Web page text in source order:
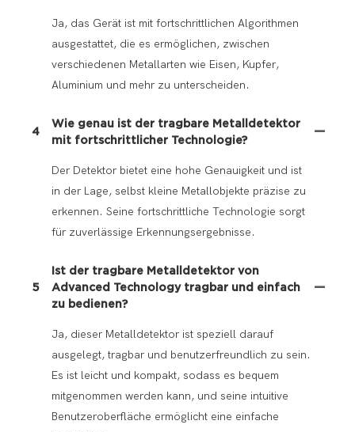
Ja, das Gerät ist mit fortschrittlichen Algorithmen
ausgestattet, die es ermöglichen, zwischen
verschiedenen Metallarten wie Eisen, Kupfer,
Aluminium und mehr zu unterscheiden.
4
Wie genau ist der tragbare Metalldetektor
mit fortschrittlicher Technologie?
Der Detektor bietet eine hohe Genauigkeit und ist
in der Lage, selbst kleine Metallobjekte präzise zu
erkennen. Seine fortschrittliche Technologie sorgt
für zuverlässige Erkennungsergebnisse.
5
Ist der tragbare Metalldetektor von
Advanced Technology tragbar und einfach
zu bedienen?
Ja, dieser Metalldetektor ist speziell darauf
ausgelegt, tragbar und benutzerfreundlich zu sein.
Es ist leicht und kompakt, sodass es bequem
mitgenommen werden kann, und seine intuitive
Benutzeroberfläche ermöglicht eine einfache